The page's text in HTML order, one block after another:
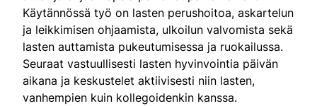
Käytännössä työ on lasten perushoitoa, askartelun
ja leikkimisen ohjaamista, ulkoilun valvomista sekä
lasten auttamista pukeutumisessa ja ruokailussa.
Seuraat vastuullisesti lasten hyvinvointia päivän
aikana ja keskustelet aktiivisesti niin lasten,
vanhempien kuin kollegoidenkin kanssa.